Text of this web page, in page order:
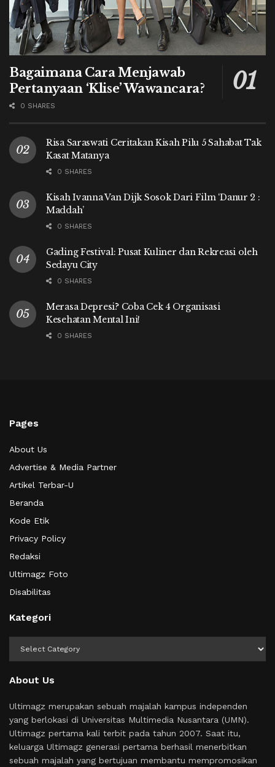
Bagaimana Cara Menjawab
Pertanyaan ‘Klise’ Wawancara?
0 SHARES
Risa Saraswati Ceritakan Kisah Pilu 5 Sahabat Tak
Kasat Matanya
0 SHARES
Kisah Ivanna Van Dijk Sosok Dari Film ‘Danur 2 :
Maddah’
0 SHARES
Gading Festival: Pusat Kuliner dan Rekreasi oleh
Sedayu City
0 SHARES
Merasa Depresi? Coba Cek 4 Organisasi
Kesehatan Mental Ini!
0 SHARES
Pages
About Us
Advertise & Media Partner
Artikel Terbar-U
Beranda
Kode Etik
Privacy Policy
Redaksi
Ultimagz Foto
Disabilitas
Kategori
About Us
Ultimagz merupakan sebuah majalah kampus independen
yang berlokasi di Universitas Multimedia Nusantara (UMN).
Ultimagz pertama kali terbit pada tahun 2007. Saat itu,
keluarga Ultimagz generasi pertama berhasil menerbitkan
sebuah majalah yang bertujuan membantu mempromosikan